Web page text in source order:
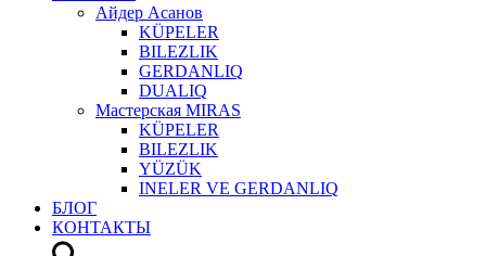
Айдер Асанов
KÜPELER
BILEZLIK
GERDANLIQ
DUALIQ
Мастерская MIRAS
KÜPELER
BILEZLIK
YÜZÜK
INELER VE GERDANLIQ
БЛОГ
КОНТАКТЫ